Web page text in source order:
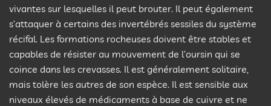
vivantes sur lesquelles il peut brouter. Il peut également
s’attaquer à certains des invertébrés sessiles du système
récifal. Les formations rocheuses doivent être stables et
capables de résister au mouvement de l’oursin qui se
coince dans les crevasses. Il est généralement solitaire,
mais tolère les autres de son espèce. Il est sensible aux
niveaux élevés de médicaments à base de cuivre et ne